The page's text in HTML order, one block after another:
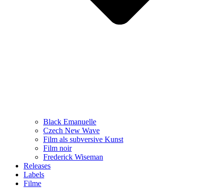
Black Emanuelle
Czech New Wave
Film als subversive Kunst
Film noir
Frederick Wiseman
Releases
Labels
Filme